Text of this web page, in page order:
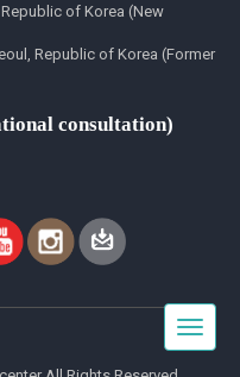
of Korea (New
Republic of Korea (Former
consultation)
Toggle